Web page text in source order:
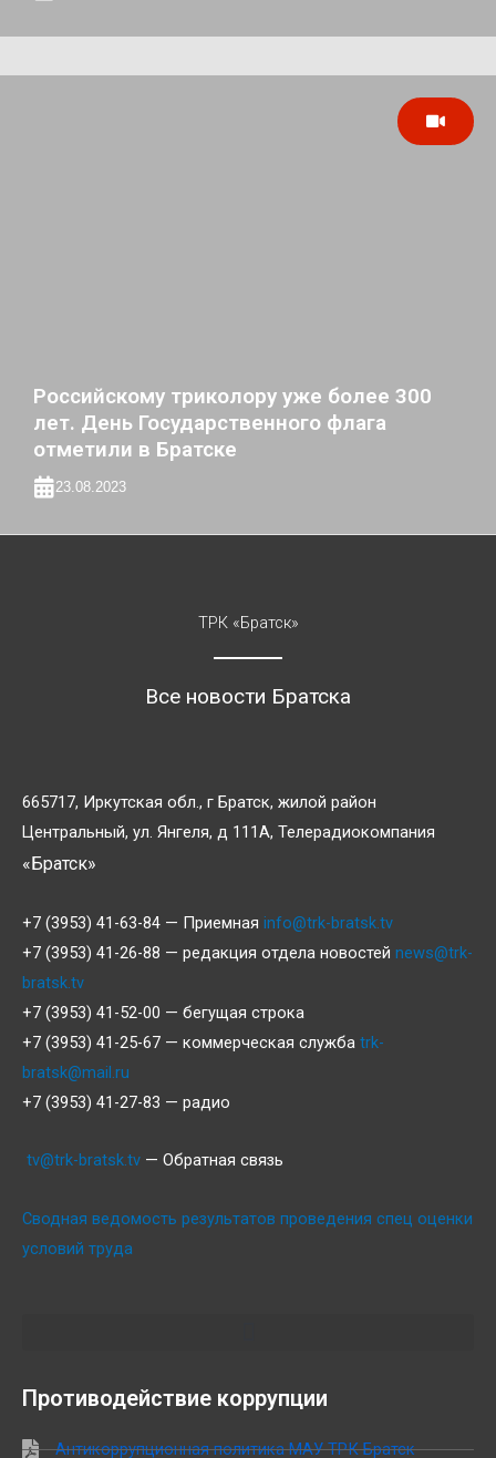
Российскому триколору уже более 300
лет. День Государственного флага
отметили в Братске
23.08.2023
ТРК «Братск»
Все новости Братска
665717, Иркутская обл., г Братск, жилой район
Центральный, ул. Янгеля, д 111А, Телерадиокомпания
«Братск»
+7 (3953) 41-63-84 — Приемная info@trk-bratsk.tv
+7 (3953) 41-26-88 — редакция отдела новостей news@trk-
bratsk.tv
+7 (3953) 41-52-00 — бегущая строка
+7 (3953) 41-25-67 — коммерческая служба trk-
bratsk@mail.ru
+7 (3953) 41-27-83 — радио
tv@trk-bratsk.tv — Обратная связь
Сводная ведомость результатов проведения спец оценки
условий труда
Противодействие коррупции
Антикоррупционная политика МАУ ТРК Братск